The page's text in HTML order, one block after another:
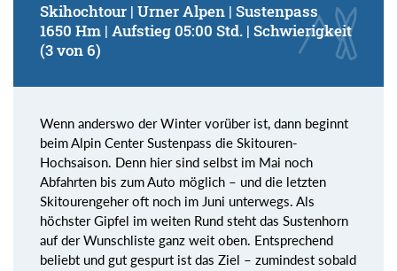
Skihochtour | Urner Alpen | Sustenpass
1650 Hm | Aufstieg 05:00 Std. | Schwierigkeit
(3 von 6)
Wenn anderswo der Winter vorüber ist, dann beginnt
beim Alpin Center Sustenpass die Skitouren-
Hochsaison. Denn hier sind selbst im Mai noch
Abfahrten bis zum Auto möglich – und die letzten
Skitourengeher oft noch im Juni unterwegs. Als
höchster Gipfel im weiten Rund steht das Sustenhorn
auf der Wunschliste ganz weit oben. Entsprechend
beliebt und gut gespurt ist das Ziel – zumindest sobald